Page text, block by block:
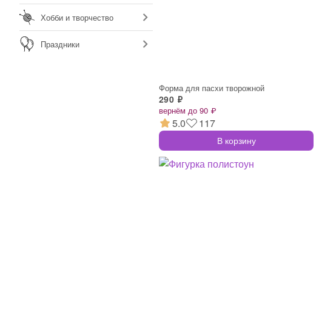
Хобби и творчество
Праздники
Форма для пасхи творожной
290 ₽
вернём до 90 ₽
5.0 117
В корзину